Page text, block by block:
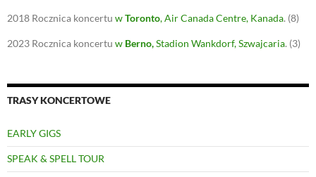
2018 Rocznica koncertu wToronto, Air Canada Centre, Kanada. (8)
2023 Rocznica koncertu w Berno,Stadion Wankdorf, Szwajcaria. (3)
TRASY KONCERTOWE
EARLY GIGS
SPEAK & SPELL TOUR